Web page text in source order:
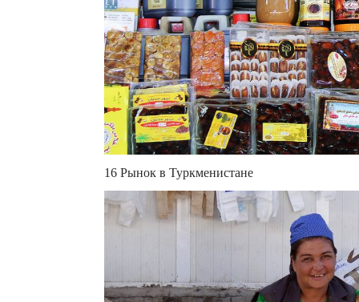
16 Рынок в Туркменистане